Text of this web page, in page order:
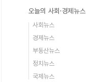
오늘의 사회·경제뉴스
사회뉴스
경제뉴스
부동산뉴스
정치뉴스
국제뉴스